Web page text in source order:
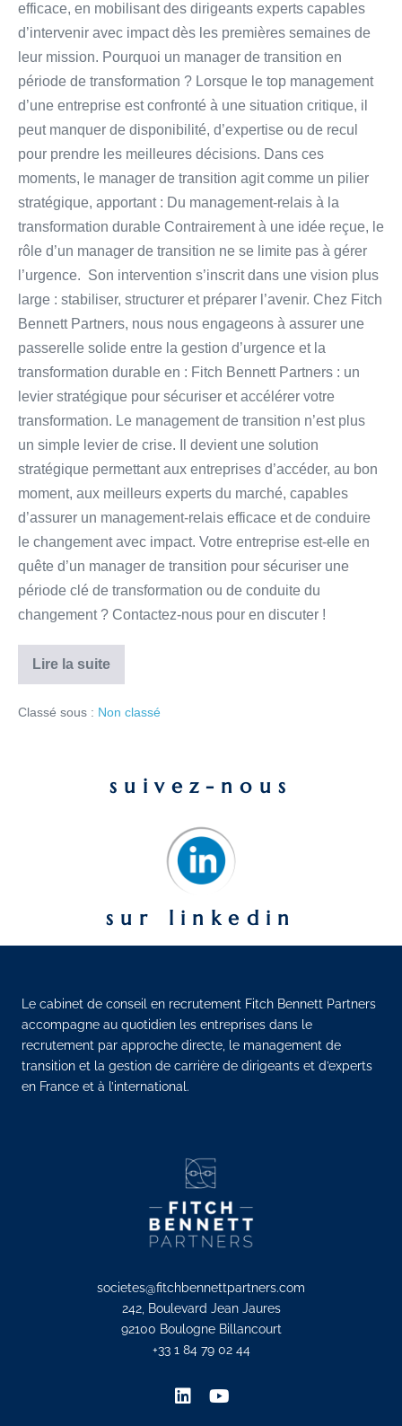
efficace, en mobilisant des dirigeants experts capables
d’intervenir avec impact dès les premières semaines de
leur mission. Pourquoi un manager de transition en
période de transformation ? Lorsque le top management
d’une entreprise est confronté à une situation critique, il
peut manquer de disponibilité, d’expertise ou de recul
pour prendre les meilleures décisions. Dans ces
moments, le manager de transition agit comme un pilier
stratégique, apportant : Du management-relais à la
transformation durable Contrairement à une idée reçue, le
rôle d’un manager de transition ne se limite pas à gérer
l’urgence. Son intervention s’inscrit dans une vision plus
large : stabiliser, structurer et préparer l’avenir. Chez Fitch
Bennett Partners, nous nous engageons à assurer une
passerelle solide entre la gestion d’urgence et la
transformation durable en : Fitch Bennett Partners : un
levier stratégique pour sécuriser et accélérer votre
transformation. Le management de transition n’est plus
un simple levier de crise. Il devient une solution
stratégique permettant aux entreprises d’accéder, au bon
moment, aux meilleurs experts du marché, capables
d’assurer un management-relais efficace et de conduire
le changement avec impact. Votre entreprise est-elle en
quête d’un manager de transition pour sécuriser une
période clé de transformation ou de conduite du
changement ? Contactez-nous pour en discuter !
Lire la suite
Classé sous : Non classé
suivez-nous
sur linkedin
Le cabinet de conseil en recrutement Fitch Bennett Partners
accompagne au quotidien les entreprises dans le
recrutement par approche directe, le management de
transition et la gestion de carrière de dirigeants et d’experts
en France et à l’international.
societes@fitchbennettpartners.com
242, Boulevard Jean Jaures
92100 Boulogne Billancourt
+33 1 84 79 02 44